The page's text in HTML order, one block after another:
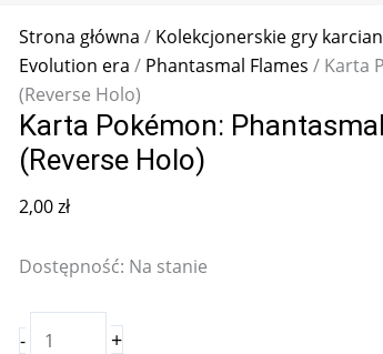
Strona główna / Kolekcjonerskie gry
Evolution era / Phantasmal Flames / Karta
(Reverse Holo)
Karta Pokémon:
(Reverse Holo)
2,00zł
Dostępność: Na stanie
- +